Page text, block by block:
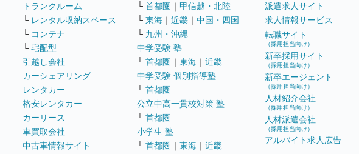
トランクルーム
└ レンタル収納スペース
└ コンテナ
└ 宅配型
引越し会社
カーシェアリング
レンタカー
格安レンタカー
カーリース
車買取会社
中古車情報サイト
└ 首都圏 ｜ 甲信越・北陸
└ 東海 ｜ 近畿 ｜ 中国・四国
└ 九州・沖縄
中学受験 塾
└ 首都圏 ｜ 東海 ｜ 近畿
中学受験 個別指導塾
└ 首都圏
公立中高一貫校対策 塾
└ 首都圏
小学生 塾
└ 首都圏 ｜ 東海 ｜ 近畿
派遣求人サイト
求人情報サービス
転職サイト
（採用担当向け）
新卒採用サイト
（採用担当向け）
新卒エージェント
（採用担当向け）
人材紹介会社
（採用担当向け）
人材派遣会社
（採用担当向け）
アルバイト求人広告